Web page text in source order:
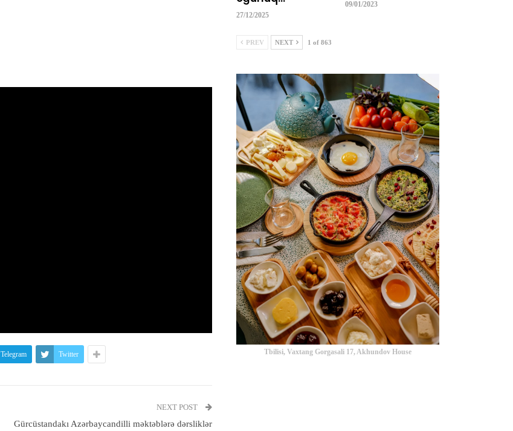
Telegram Twitter
NEXT POST
Gürcüstandakı Azərbaycandilli məktəblərə dərsliklər
27/12/2025
09/01/2023
PREV NEXT 1 of 863
Tbilisi, Vaxtang Gorgasali 17, Akhundov House